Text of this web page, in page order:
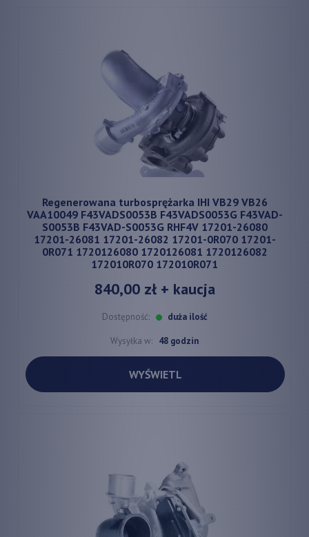
Regenerowana turbosprężarka IHI VB29 VB26
VAA10049 F43VADS0053B F43VADS0053G F43VAD-
S0053B F43VAD-S0053G RHF4V 17201-26080
17201-26081 17201-26082 17201-0R070 17201-
0R071 1720126080 1720126081 1720126082
172010R070 172010R071
840,00 zł+ kaucja
Dostępność: duża ilość
Wysyłka w: 48 godzin
WYŚWIETL